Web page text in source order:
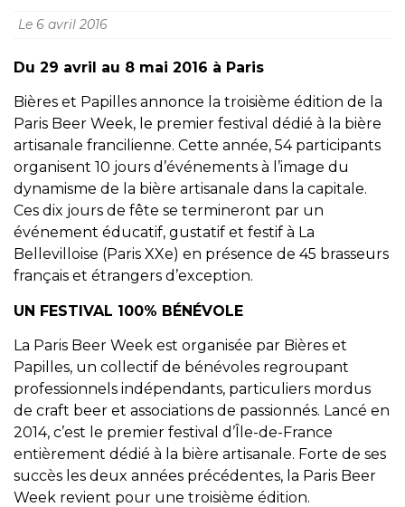
Le 6 avril 2016
Du 29 avril au 8 mai 2016 à Paris
Bières et Papilles annonce la troisième édition de la
Paris Beer Week, le premier festival dédié à la bière
artisanale francilienne. Cette année, 54 participants
organisent 10 jours d’événements à l’image du
dynamisme de la bière artisanale dans la capitale.
Ces dix jours de fête se termineront par un
événement éducatif, gustatif et festif à La
Bellevilloise (Paris XXe) en présence de 45 brasseurs
français et étrangers d’exception.
UN FESTIVAL 100% BÉNÉVOLE
La Paris Beer Week est organisée par Bières et
Papilles, un collectif de bénévoles regroupant
professionnels indépendants, particuliers mordus
de craft beer et associations de passionnés. Lancé en
2014, c’est le premier festival d’Île-de-France
entièrement dédié à la bière artisanale. Forte de ses
succès les deux années précédentes, la Paris Beer
Week revient pour une troisième édition.